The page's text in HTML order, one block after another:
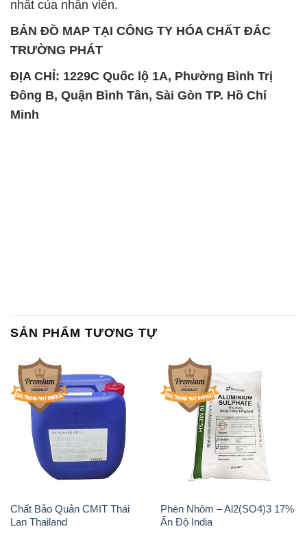
nhất của nhân viên.
BẢN ĐỒ MAP TẠI CÔNG TY HÓA CHẤT ĐẮC
TRƯỜNG PHÁT
ĐỊA CHỈ: 1229C Quốc lộ 1A, Phường Bình Trị
Đông B, Quận Bình Tân, Sài Gòn TP. Hồ Chí
Minh
SẢN PHẨM TƯƠNG TỰ
Chất Bảo Quản CMIT Thái
Lan Thailand
Phèn Nhôm – Al2(SO4)3 17%
Ấn Độ India